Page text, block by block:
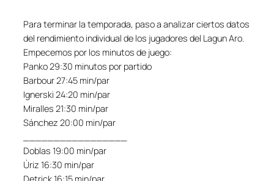
Para terminar la temporada, paso a analizar ciertos datos
del rendimiento individual de los jugadores del Lagun Aro.
Empecemos por los minutos de juego:
Panko 29:30 minutos por partido
Barbour 27:45 min/par
Ignerski 24:20 min/par
Miralles 21:30 min/par
Sánchez 20:00 min/par
Doblas 19:00 min/par
Úriz 16:30 min/par